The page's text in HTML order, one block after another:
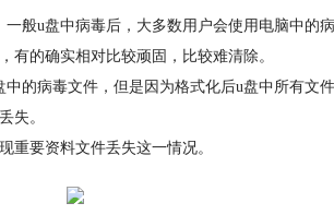
般u盘中病毒后，大多数用户会使用电脑中的
有的确实相对比较顽固，比较难清除。
的病毒文件，但是因为格式化后u盘中所有文
失。
重要资料文件丢失这一情况。